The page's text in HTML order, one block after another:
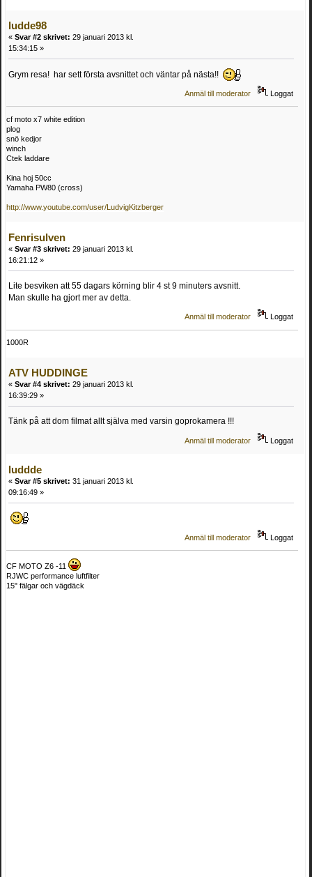
ludde98
« Svar #2 skrivet: 29 januari 2013 kl.
15:34:15 »
Grym resa! har sett första avsnittet och väntar på nästa!!
Anmäl till moderator Loggat
cf moto x7 white edition
plog
snö kedjor
winch
Ctek laddare
Kina hoj 50cc
Yamaha PW80 (cross)
http://www.youtube.com/user/LudvigKitzberger
Fenrisulven
« Svar #3 skrivet: 29 januari 2013 kl.
16:21:12 »
Lite besviken att 55 dagars körning blir 4 st 9 minuters avsnitt.
Man skulle ha gjort mer av detta.
Anmäl till moderator Loggat
1000R
ATV HUDDINGE
« Svar #4 skrivet: 29 januari 2013 kl.
16:39:29 »
Tänk på att dom filmat allt själva med varsin goprokamera !!!
Anmäl till moderator Loggat
luddde
« Svar #5 skrivet: 31 januari 2013 kl.
09:16:49 »
Anmäl till moderator Loggat
CF MOTO Z6 -11
RJWC performance luftfilter
15" fälgar och vägdäck